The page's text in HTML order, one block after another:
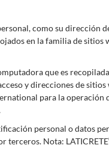
como su dirección
en la familia de sitios
que es
y direcciones de
para la
personal o datos
terceros. Nota: LATICRETE